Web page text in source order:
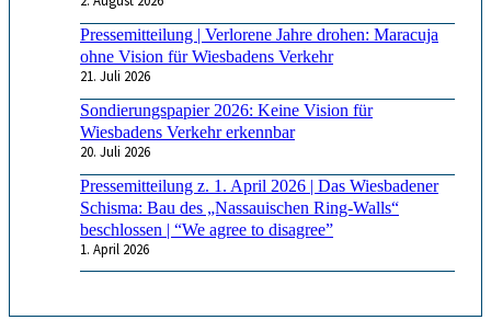
Pressemitteilung | Verlorene Jahre drohen: Maracuja
ohne Vision für Wiesbadens Verkehr
21. Juli 2026
Sondierungspapier 2026: Keine Vision für
Wiesbadens Verkehr erkennbar
20. Juli 2026
Pressemitteilung z. 1. April 2026 | Das Wiesbadener
Schisma: Bau des „Nassauischen Ring-Walls“
beschlossen | “We agree to disagree”
1. April 2026